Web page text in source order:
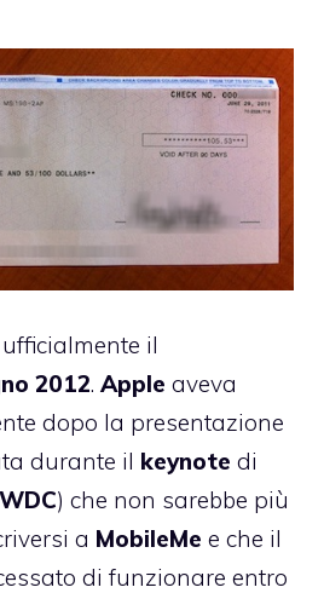
il
2012. Apple aveva
dopo la presentazione
durante il keynote di
) che non sarebbe più
a MobileMe e che il
di funzionare entro